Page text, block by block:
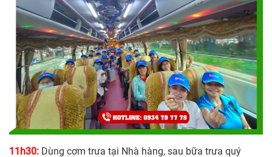
11h30: Dùng cơm trưa tại Nhà hàng, sau bữa trưa quý